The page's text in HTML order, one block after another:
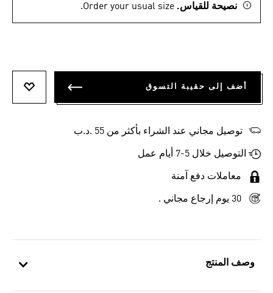
وصف المنتج
نصيحة للقياس. Order your usual size.
أضف إلى حقيبة التسوق
توصيل مجاني عند الشراء بأكثر من 55 .د.ب‎
التوصيل خلال 5-7 أيام عمل
معاملات دفع آمنة